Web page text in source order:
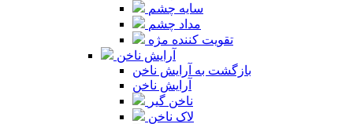
سایه چشم
مداد چشم
تقویت کننده مژه
آرایش ناخن
بازگشت به آرایش ناخن
آرایش ناخن
ناخن گیر
لاک ناخن